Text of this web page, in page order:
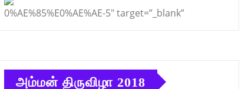
0%AE%85%E0%AE%AE-5″ target=”_blank”
அம்மன் திருவிழா 2018